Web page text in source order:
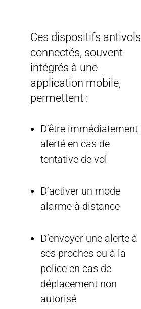
Ces dispositifs antivols
connectés, souvent
intégrés à une
application mobile,
permettent :
D’être immédiatement
alerté en cas de
tentative de vol
D’activer un mode
alarme à distance
D’envoyer une alerte à
ses proches ou à la
police en cas de
déplacement non
autorisé